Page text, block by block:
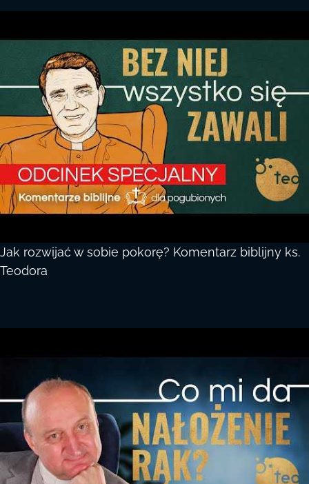
Jak rozwijać w sobie pokorę? Komentarz biblijny ks.
Teodora